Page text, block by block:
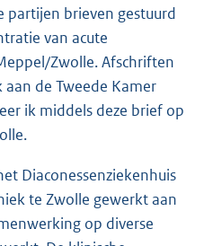
partijen brieven gestuurd
van acute
Zwolle. Afschriften
de Tweede Kamer
ik middels deze brief op
Diaconessenziekenhuis
te Zwolle gewerkt aan
op diverse